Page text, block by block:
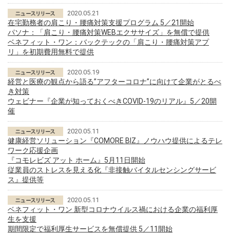
2020.05.21
在宅勤務者の肩こり・腰痛対策支援プログラム 5／21開始
パソナ：「肩こり・腰痛対策WEBエクササイズ」を無償で提供
ベネフィット・ワン：バックテックの「肩こり・腰痛対策アプ
リ」を初期費用無料で提供
2020.05.19
経営と医療の観点から語る”アフターコロナ”に向けて企業がとるべ
き対策
ウェビナー『企業が知っておくべきCOVID-19のリアル』5／20開
催
2020.05.11
健康経営ソリューション『COMORE BIZ』ノウハウ提供によるテレ
ワーク応援企画
『コモレビズ アット ホーム』5月11日開始
従業員のストレスを見える化『非接触バイタルセンシングサービ
ス』提供等
2020.05.11
ベネフィット・ワン 新型コロナウイルス禍における企業の福利厚
生を支援
期間限定で福利厚生サービスを無償提供 5／11開始